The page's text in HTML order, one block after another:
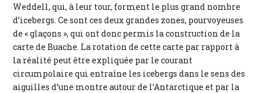
Weddell, qui, à leur tour, forment le plus grand nombre
d’icebergs. Ce sont ces deux grandes zones, pourvoyeuses
de « glaçons », qui ont donc permis la construction de la
carte de Buache. La rotation de cette carte par rapport à
la réalité peut être expliquée par le courant
circumpolaire qui entraîne les icebergs dans le sens des
aiguilles d’une montre autour de l’Antarctique et par la